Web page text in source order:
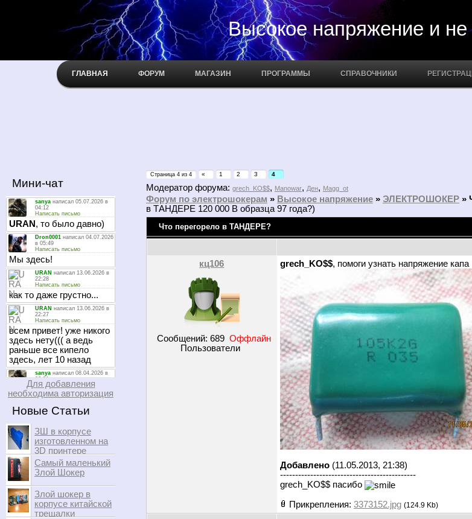
Высокое напряжение и не
ГЛАВНАЯ ФОРУМ МАГАЗИН ПРОГРАММЫ СПРАВОЧНИКИ
Мини-чат
Для добавления
необходима авторизация
Новые Статьи
ЗШ в корпусе
изготовленном на
3D принтере
Самый маленький
Злой Шокер
Злой шокер в
корпусе китайской
трещалки
Страница 4из 4 « 1 2 3 4
Модератор форума: grech_KO$$, Manowar, Ден, Magg_ot
Форум по электрошокерам » Высокое напряжение » ЭЛЕКТРОШОКЕР »
в ТАНДЕРЕ 120 000 В образца 97 года?)
Что перегорело в ТАНДЕРЕ?
кц106
Сообщений:689 Оффлайн
Пользователи
grech_KO$$, помоги узнать напряжение капа
Добавлено(11.05.2013, 21:38)
---------------------------------------------
grech_KO$$ пасибо
Прикрепления: 3373152.jpg (124.9 Kb)